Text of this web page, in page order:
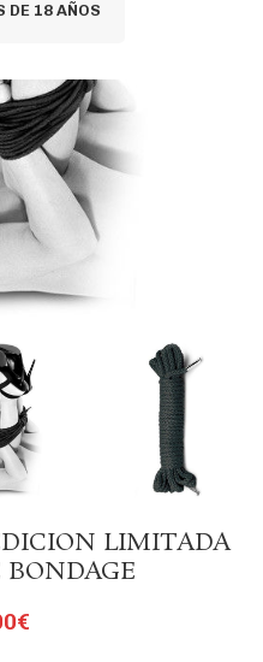
DE 18 AÑOS
LIMITADA
€